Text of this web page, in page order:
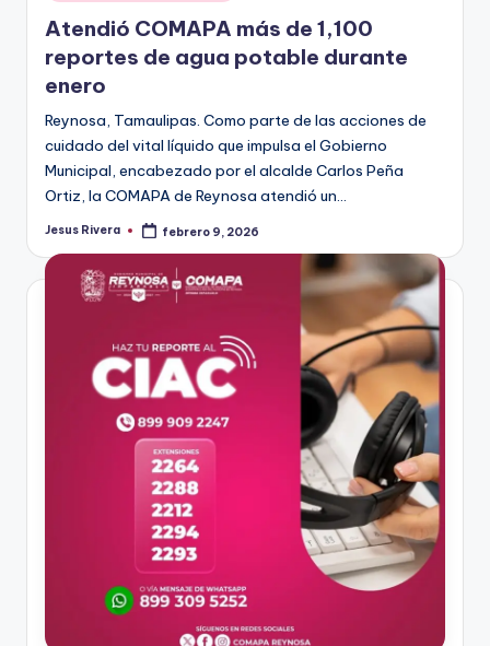
en
Atendió COMAPA más de 1,100
reportes de agua potable durante
enero
Reynosa, Tamaulipas. Como parte de las acciones de
cuidado del vital líquido que impulsa el Gobierno
Municipal, encabezado por el alcalde Carlos Peña
Ortiz, la COMAPA de Reynosa atendió un…
Publicado
Jesus Rivera febrero 9, 2026